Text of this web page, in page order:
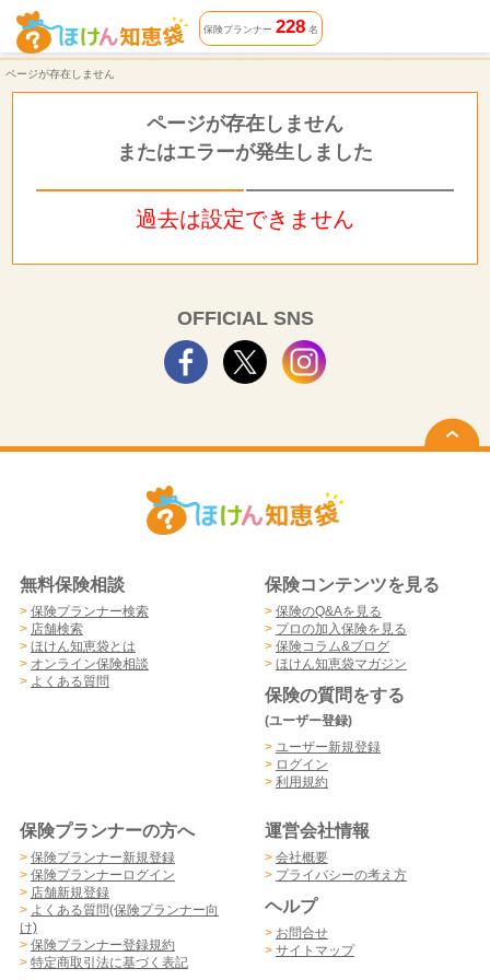
ページが存在しません | ほけん知恵袋
保険プランナー 228名
ページが存在しません
ページが存在しません
またはエラーが発生しました
過去は設定できません
OFFICIAL SNS
無料保険相談
> 保険プランナー検索
> 店舗検索
> ほけん知恵袋とは
> オンライン保険相談
> よくある質問
保険コンテンツを見る
> 保険のQ&Aを見る
> プロの加入保険を見る
> 保険コラム&ブログ
> ほけん知恵袋マガジン
保険の質問をする
(ユーザー登録)
> ユーザー新規登録
> ログイン
> 利用規約
保険プランナーの方へ
> 保険プランナー新規登録
> 保険プランナーログイン
> 店舗新規登録
> よくある質問(保険プランナー向
け)
> 保険プランナー登録規約
> 特定商取引法に基づく表記
運営会社情報
> 会社概要
> プライバシーの考え方
ヘルプ
> お問合せ
> サイトマップ